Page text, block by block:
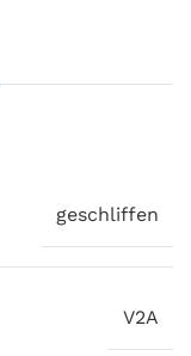
geschliffen
V2A